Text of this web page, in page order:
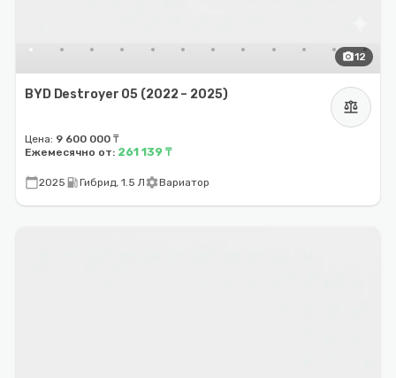
photo_camera12
BYD Destroyer 05 (2022 – 2025)
balance
Цена: 9 600 000 ₸
Ежемесячно от: 261 139 ₸
calendar_today2025 local_gas_stationГибрид, 1.5 ЛsettingsВариатор